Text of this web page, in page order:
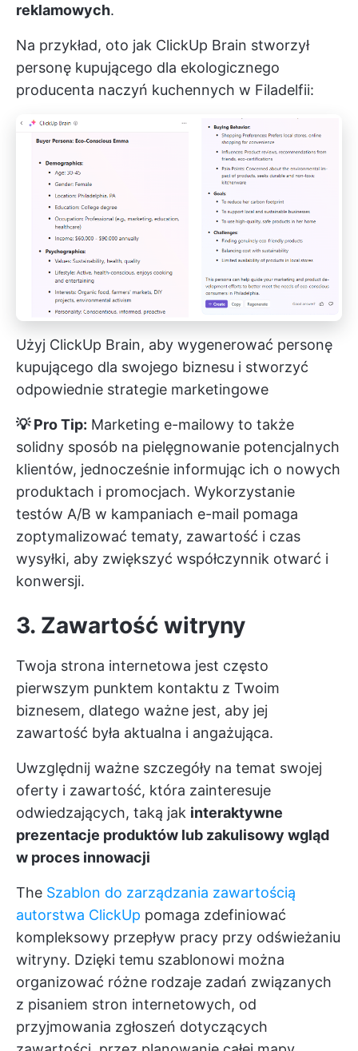
reklamowych.
Na przykład, oto jak ClickUp Brain stworzył
personę kupującego dla ekologicznego
producenta naczyń kuchennych w Filadelfii:
Użyj ClickUp Brain, aby wygenerować personę
kupującego dla swojego biznesu i stworzyć
odpowiednie strategie marketingowe
💡 Pro Tip: Marketing e-mailowy to także
solidny sposób na pielęgnowanie potencjalnych
klientów, jednocześnie informując ich o nowych
produktach i promocjach. Wykorzystanie
testów A/B w kampaniach e-mail pomaga
zoptymalizować tematy, zawartość i czas
wysyłki, aby zwiększyć współczynnik otwarć i
konwersji.
3. Zawartość witryny
Twoja strona internetowa jest często
pierwszym punktem kontaktu z Twoim
biznesem, dlatego ważne jest, aby jej
zawartość była aktualna i angażująca.
Uwzględnij ważne szczegóły na temat swojej
oferty i zawartość, która zainteresuje
odwiedzających, taką jak interaktywne
prezentacje produktów lub zakulisowy wgląd
w proces innowacji
The Szablon do zarządzania zawartością
autorstwa ClickUp pomaga zdefiniować
kompleksowy przepływ pracy przy odświeżaniu
witryny. Dzięki temu szablonowi można
organizować różne rodzaje zadań związanych
z pisaniem stron internetowych, od
przyjmowania zgłoszeń dotyczących